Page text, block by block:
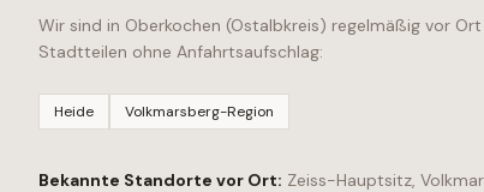
Wir sind in Oberkochen (Ostalbkreis) regelmäßig vor
Stadtteilen ohne Anfahrtsaufschlag:
Heide Volkmarsberg-Region
Bekannte Standorte vor Ort: Zeiss-Hauptsitz,